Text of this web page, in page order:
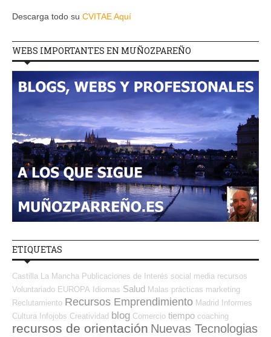
Descarga todo su CVITAE Aquí
WEBS IMPORTANTES EN MUÑOZPAREÑO
ETIQUETAS
Castilla La Mancha Publicaciones de Interés social media recursos
Voluntariado EUROPA Idiomas Salud Malas prácticas marketing
Reclutamiento Recursos Emprendimiento Madrid Informes
Cultura Infojobs Creatividad blog Comercio tiempo coaching
recursos de orientación Nuevas Tecnologias